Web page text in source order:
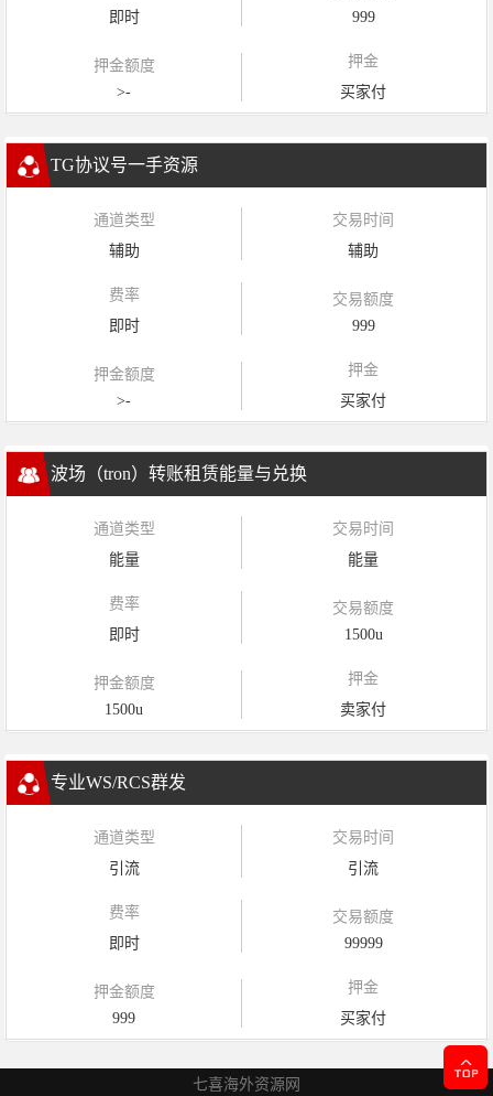
即时
999
押金额度
>-
押金
买家付
TG协议号一手资源
通道类型
辅助
交易时间
辅助
费率
即时
交易额度
999
押金额度
>-
押金
买家付
波场（tron）转账租赁能量与兑换
通道类型
能量
交易时间
能量
费率
即时
交易额度
1500u
押金额度
1500u
押金
卖家付
专业WS/RCS群发
通道类型
引流
交易时间
引流
费率
即时
交易额度
99999
押金额度
999
押金
买家付
七喜海外资源网